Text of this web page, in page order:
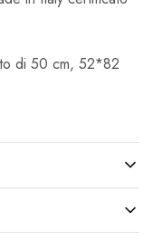
di 50 cm, 52*82